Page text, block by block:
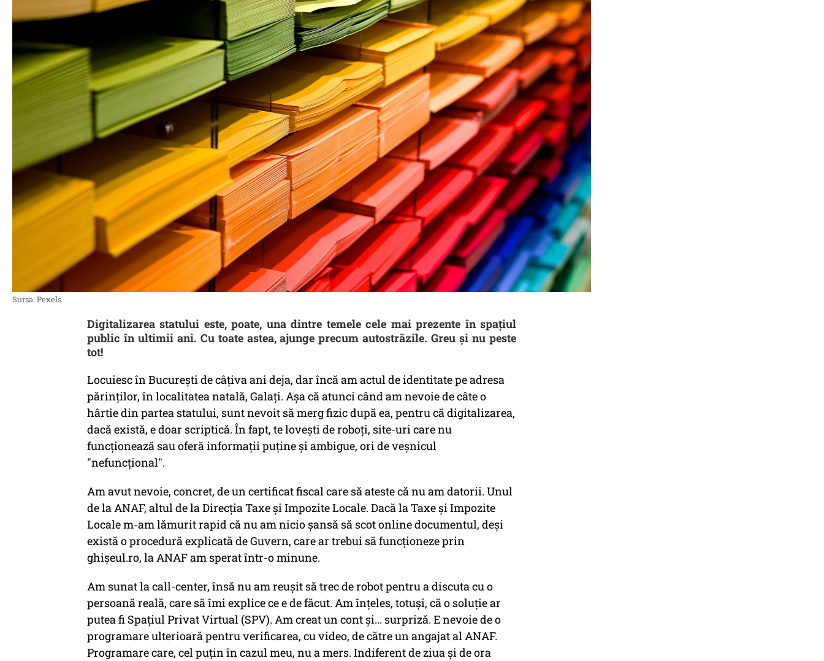
Sursa: Pexels
Digitalizarea statului este, poate, una dintre temele cele mai prezente în spaţiul
public în ultimii ani. Cu toate astea, ajunge precum autostrăzile. Greu şi nu peste
tot!
Locuiesc în Bucureşti de câţiva ani deja, dar încă am actul de identitate pe adresa
părinţilor, în localitatea natală, Galaţi. Aşa că atunci când am nevoie de câte o
hârtie din partea statului, sunt nevoit să merg fizic după ea, pentru că digitalizarea,
dacă există, e doar scriptică. În fapt, te loveşti de roboţi, site-uri care nu
funcţionează sau oferă informaţii puţine şi ambigue, ori de veşnicul
"nefuncţional".
Am avut nevoie, concret, de un certificat fiscal care să ateste că nu am datorii. Unul
de la ANAF, altul de la Direcţia Taxe şi Impozite Locale. Dacă la Taxe şi Impozite
Locale m-am lămurit rapid că nu am nicio şansă să scot online documentul, deşi
există o procedură explicată de Guvern, care ar trebui să funcţioneze prin
ghişeul.ro, la ANAF am sperat într-o minune.
Am sunat la call-center, însă nu am reuşit să trec de robot pentru a discuta cu o
persoană reală, care să îmi explice ce e de făcut. Am înţeles, totuşi, că o soluţie ar
putea fi Spaţiul Privat Virtual (SPV). Am creat un cont şi... surpriză. E nevoie de o
programare ulterioară pentru verificarea, cu video, de către un angajat al ANAF.
Programare care, cel puţin în cazul meu, nu a mers. Indiferent de ziua şi de ora